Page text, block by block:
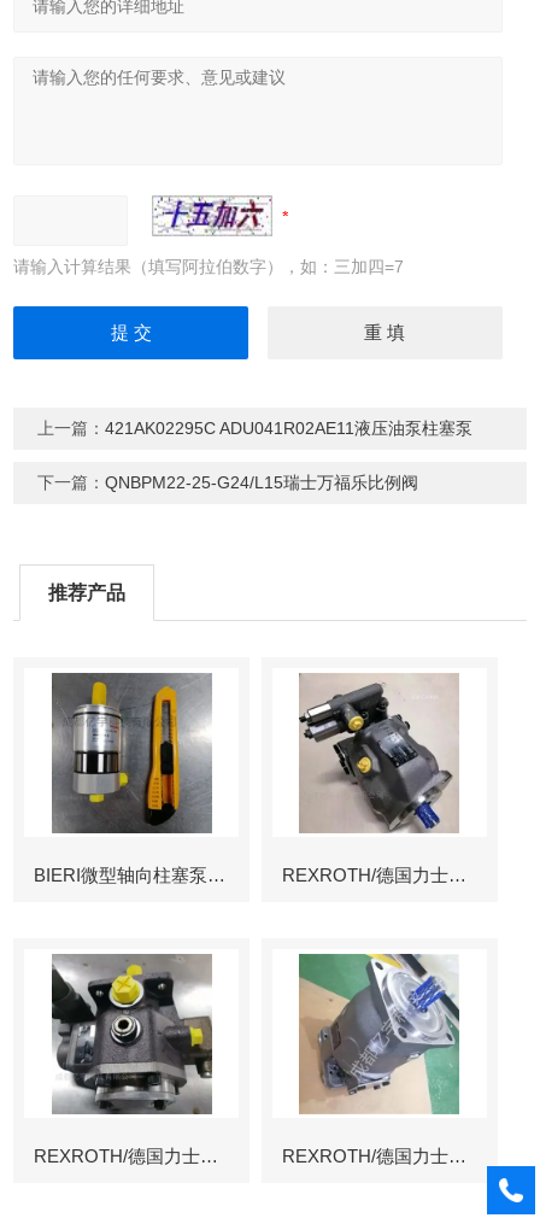
请输入计算结果（填写阿拉伯数字），如：三加四=7
上一篇：421AK02295C ADU041R02AE11液压油泵柱塞泵
下一篇：QNBPM22-25-G24/L15瑞士万福乐比例阀
推荐产品
BIERI微型轴向柱塞泵AKP REXROTH/德国力士乐叶片泵
REXROTH/德国力士乐叶片泵 REXROTH/德国力士乐变量柱塞泵冶金